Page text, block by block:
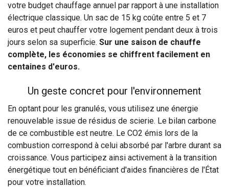
votre budget chauffage annuel par rapport à une installation
électrique classique. Un sac de 15 kg coûte entre 5 et 7
euros et peut chauffer votre logement pendant deux à trois
jours selon sa superficie. Sur une saison de chauffe
complète, les économies se chiffrent facilement en
centaines d'euros.
Un geste concret pour l'environnement
En optant pour les granulés, vous utilisez une énergie
renouvelable issue de résidus de scierie. Le bilan carbone
de ce combustible est neutre. Le CO2 émis lors de la
combustion correspond à celui absorbé par l'arbre durant sa
croissance. Vous participez ainsi activement à la transition
énergétique tout en bénéficiant d'aides financières de l'État
pour votre installation.